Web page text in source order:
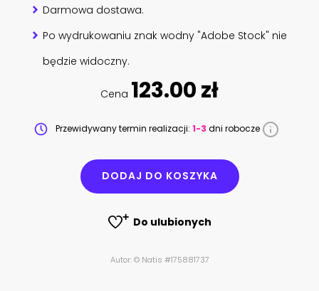
Darmowa dostawa.
Po wydrukowaniu znak wodny "Adobe Stock" nie
będzie widoczny.
Cena 123.00 zł
Przewidywany termin realizacji: 1-3 dni robocze
DODAJ DO KOSZYKA
Do ulubionych
Autor: © Natis #175881737